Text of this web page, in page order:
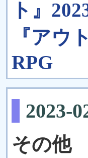
ト』
『アウ
RPG
2023-
その他